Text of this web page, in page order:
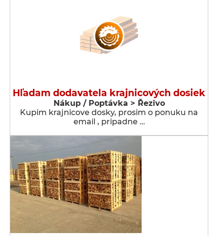
Hľadam dodavatela krajnicových dosiek
Nákup / Poptávka > Řezivo
Kupim krajnicove dosky, prosim o ponuku na
email , pripadne …